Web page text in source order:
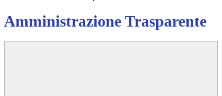
Amministrazione Trasparente